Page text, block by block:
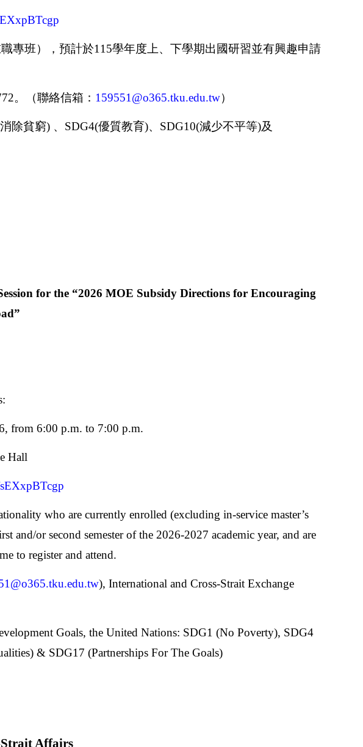
專班），預計於115學年度上、下學期出國研習並有興趣申請
。（聯絡信箱： 159551@o365.tku.edu.tw）
消除貧窮) 、 SDG4(優質教育)、 SDG10(減少不平等)及
for the “2026 MOE Subsidy Directions for Encouraging
from 6:00 p.m. to 7:00 p.m.
Hall
who are currently enrolled (excluding in-service master’s
and/or second semester of the 2026-2027 academic year, and are
to register and attend.
), International and Cross-Strait Exchange
Goals, the United Nations: SDG1 (No Poverty), SDG4
& SDG17 (Partnerships For The Goals)
Affairs